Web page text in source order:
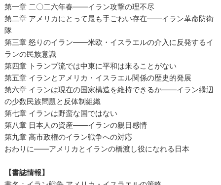
第一章 二〇二六年春――イラン攻撃の理不尽
第二章 アメリカにとって最も手ごわい存在――イラン革命防衛
隊
第三章 怒りのイラン――米欧・イスラエルの介入に反発するイ
ランの民族意識
第四章 トランプ流では中東に平和は来ることがない
第五章 イランとアメリカ・イスラエル関係の歴史的発展
第六章 イランは現在の国家構造を維持できるか――イラン縁辺
の少数民族問題と反体制組織
第七章 イランは野蛮な国ではない
第八章 日本人の資産――イランの親日感情
第九章 高市政権のイラン戦争への対応
おわりに――アメリカとイランの橋渡し役になれる日本
【書誌情報】